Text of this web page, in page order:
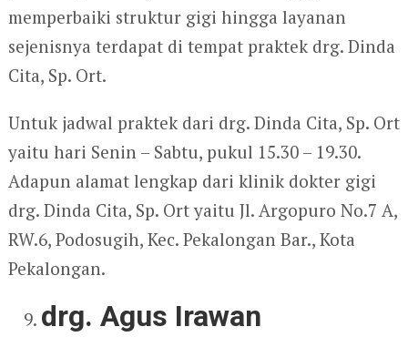
memperbaiki struktur gigi hingga layanan
sejenisnya terdapat di tempat praktek drg. Dinda
Cita, Sp. Ort.
Untuk jadwal praktek dari drg. Dinda Cita, Sp. Ort
yaitu hari Senin – Sabtu, pukul 15.30 – 19.30.
Adapun alamat lengkap dari klinik dokter gigi
drg. Dinda Cita, Sp. Ort yaitu Jl. Argopuro No.7 A,
RW.6, Podosugih, Kec. Pekalongan Bar., Kota
Pekalongan.
drg. Agus Irawan